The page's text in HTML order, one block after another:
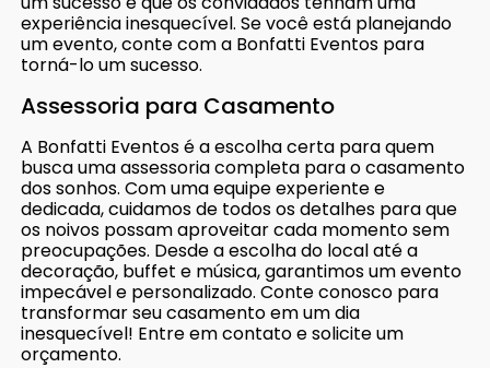
experiência inesquecível. Se você está planejando
um evento, conte com a Bonfatti Eventos para
torná-lo um sucesso.
Assessoria para Casamento
A Bonfatti Eventos é a escolha certa para quem
busca uma assessoria completa para o casamento
dos sonhos. Com uma equipe experiente e
dedicada, cuidamos de todos os detalhes para que
os noivos possam aproveitar cada momento sem
preocupações. Desde a escolha do local até a
decoração, buffet e música, garantimos um evento
impecável e personalizado. Conte conosco para
transformar seu casamento em um dia
inesquecível! Entre em contato e solicite um
orçamento.